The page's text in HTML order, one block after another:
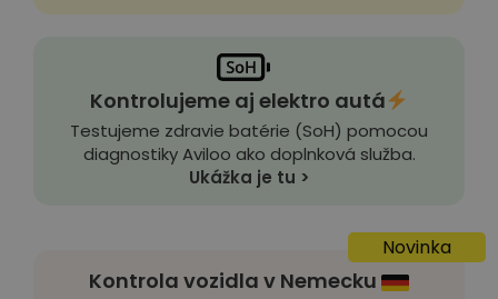
Kontrolujeme aj elektro autá
Testujeme zdravie batérie (SoH) pomocou
diagnostiky Aviloo ako doplnková služba.
Ukážka je tu >
Novinka
Kontrola vozidla v Nemecku